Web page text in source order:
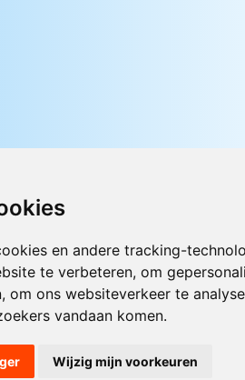
en andere tracking-
te verbeteren, om
om ons websiteverkeer te
vandaan komen.
Wijzig mijn voorkeuren
Luister nu naar Jouwradio! De beste
Nederlandstalige muziek uit de lage
landen hoor je hier al 20 jaar. In
of smartphone.